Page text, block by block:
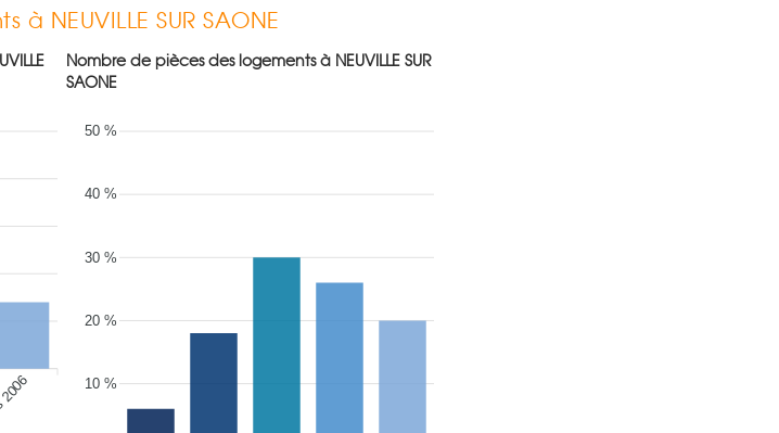
NEUVILLE SUR SAONE
Nombre de pièces des logements à NEUVILLE SUR
SAONE
50 %
40 %
30 %
20 %
10 %